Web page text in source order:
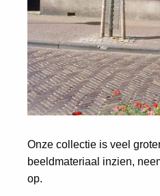
Onze collectie is veel
beeldmateriaal inzien,
op.